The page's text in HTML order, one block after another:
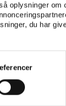
oplysninger om
du har
at
tværs af